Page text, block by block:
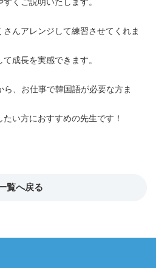
んアレンジして練習させてくれま
成長を実感できます。
、お仕事で韓国語が必要な方ま
い方におすすめの先生です！
覧へ戻る